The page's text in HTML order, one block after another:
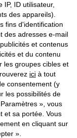
de port & de service
des cookies
contrat
ID utilisateur,
des appareils).
fins d'identification
des adresses e-mail
et contenus
et du contenu
les groupes cibles et
ici à tout
consentement (y
les possibilités de
», vous
et sa portée. Vous
en cliquant sur
».